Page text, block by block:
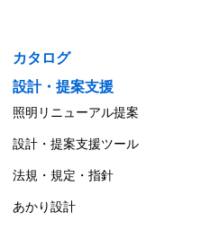
カタログ
設計・提案支援
照明リニューアル提案
設計・提案支援ツール
法規・規定・指針
あかり設計